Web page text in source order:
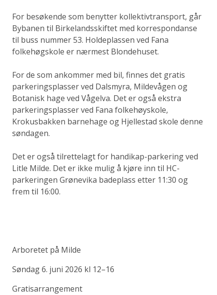
For besøkende som benytter kollektivtransport, går
Bybanen til Birkelandsskiftet med korrespondanse
til buss nummer 53. Holdeplassen ved Fana
folkehøgskole er nærmest Blondehuset.
For de som ankommer med bil, finnes det gratis
parkeringsplasser ved Dalsmyra, Mildevågen og
Botanisk hage ved Vågelva. Det er også ekstra
parkeringsplasser ved Fana folkehøyskole,
Krokusbakken barnehage og Hjellestad skole denne
søndagen.
Det er også tilrettelagt for handikap-parkering ved
Litle Milde. Det er ikke mulig å kjøre inn til HC-
parkeringen Grønevika badeplass etter 11:30 og
frem til 16:00.
Arboretet på Milde
Søndag 6. juni 2026 kl 12–16
Gratisarrangement